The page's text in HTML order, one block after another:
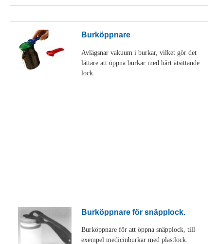
Burköppnare
Avlägsnar vakuum i burkar, vilket gör det
lättare att öppna burkar med hårt åtsittande
lock.
Burköppnare för snäpplock.
Burköppnare för att öppna snäpplock, till
exempel medicinburkar med plastlock.